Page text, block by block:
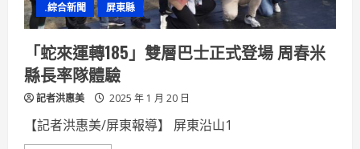
.綜合新聞 屏東縣
「蛇來運轉185」雙層巴士正式登場 周春米
縣長率隊體驗
記者洪惠美 2025 年 1 月 20 日
【記者洪惠美/屏東報導】 屏東沿山1